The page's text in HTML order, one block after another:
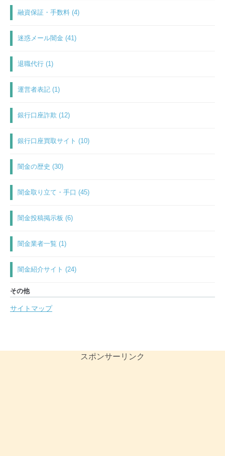
融資保証・手数料 (4)
迷惑メール闇金 (41)
退職代行 (1)
運営者表記 (1)
銀行口座詐欺 (12)
銀行口座買取サイト (10)
闇金の歴史 (30)
闇金取り立て・手口 (45)
闇金投稿掲示板 (6)
闇金業者一覧 (1)
闇金紹介サイト (24)
その他
サイトマップ
スポンサーリンク